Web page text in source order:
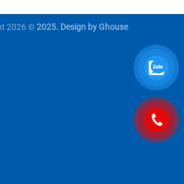
2026 ©2025. Design by Ghouse